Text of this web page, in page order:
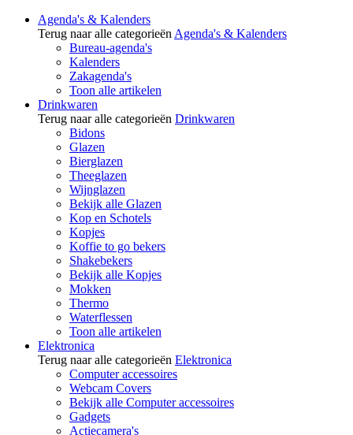
Agenda's & Kalenders
Terug naar alle categorieën Agenda's & Kalenders
Bureau-agenda's
Kalenders
Zakagenda's
Toon alle artikelen
Drinkwaren
Terug naar alle categorieën Drinkwaren
Bidons
Glazen
Bierglazen
Theeglazen
Wijnglazen
Bekijk alle Glazen
Kop en Schotels
Kopjes
Koffie to go bekers
Shakebekers
Bekijk alle Kopjes
Mokken
Thermo
Waterflessen
Toon alle artikelen
Elektronica
Terug naar alle categorieën Elektronica
Computer accessoires
Webcam Covers
Bekijk alle Computer accessoires
Gadgets
Actiecamera's